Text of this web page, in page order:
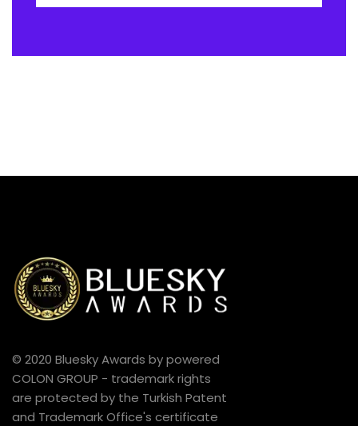
© 2020 Bluesky Awards by powered
COLON GROUP - trademark rights
are protected by the Turkish Patent
and Trademark Office's certificate